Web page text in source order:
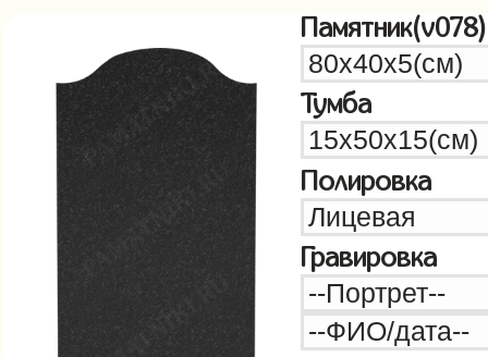
Памятник(v078)
Тумба
Полировка
Гравировка